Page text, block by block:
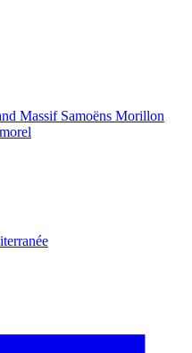
Massif Samoëns Morillon